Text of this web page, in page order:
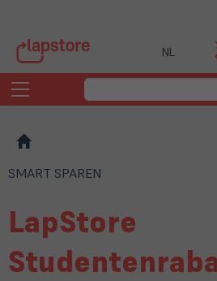
NL
Toggle
navigation
SMART SPAREN
LapStore